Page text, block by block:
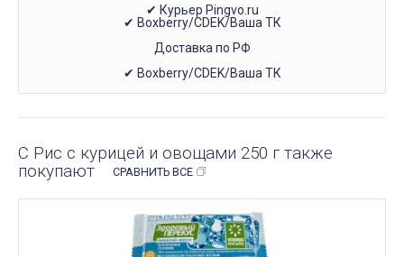
✔ Курьер Pingvo.ru
✔ Boxberry/CDEK/Ваша ТК
Доставка по РФ
✔ Boxberry/CDEK/Ваша ТК
С Рис с курицей и овощами 250 г также
покупают
СРАВНИТЬ ВСЕ